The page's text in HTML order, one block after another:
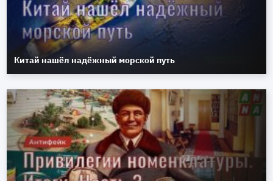
Китай нашёл надёжный морской путь